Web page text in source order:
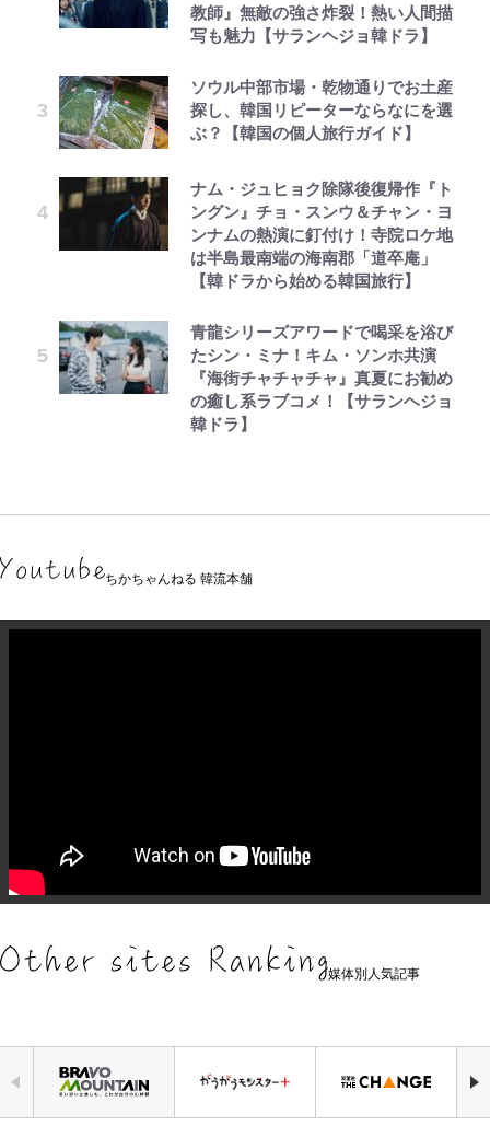
教師』無敵の強さ炸裂！熱い人間描
写も魅力【サランヘジョ韓ドラ】
ソウル中部市場・乾物通りでお土産
探し、韓国リピーターならなにを選
ぶ？【韓国の個人旅行ガイド】
ナム・ジュヒョク除隊後復帰作『ト
ングン』チョ・スンウ＆チャン・ヨ
ンナムの熱演に釘付け！寺院ロケ地
は半島最南端の海南郡「道卒庵」
【韓ドラから始める韓国旅行】
青龍シリーズアワードで喝采を浴び
たシン・ミナ！キム・ソンホ共演
『海街チャチャチャ』真夏にお勧め
の癒し系ラブコメ！【サランヘジョ
韓ドラ】
ちかちゃんねる 韓流本舗
媒体別人気記事